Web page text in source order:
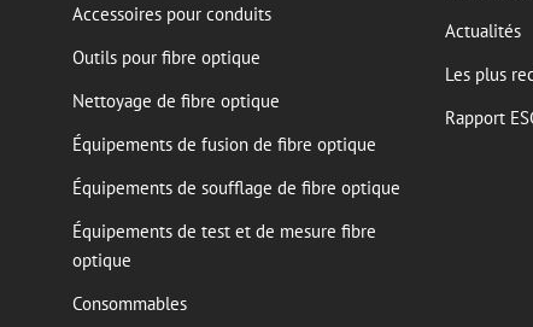
Accessoires pour conduits
Outils pour fibre optique
Nettoyage de fibre optique
Équipements de fusion de fibre optique
Équipements de soufflage de fibre optique
Équipements de test et de mesure fibre
optique
Consommables
Actualités
Les plus
Rapport